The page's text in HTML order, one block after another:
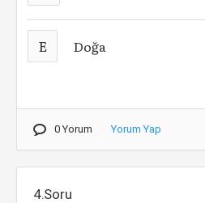
E Doğa
0 Yorum Yorum Yap
4.Soru